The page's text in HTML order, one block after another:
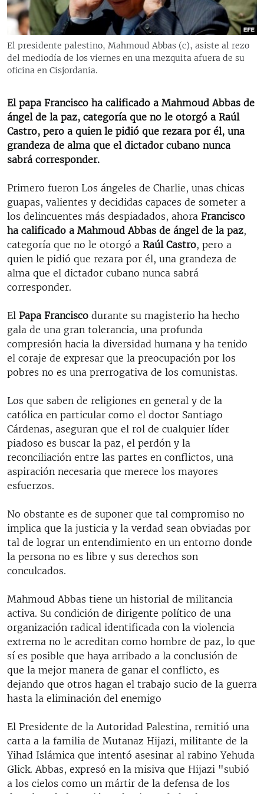
RADIO MARTÍ
ESPECIALES
ESPECIALES
LA REALIDAD DE LA VIVIENDA EN CUBA
KENTU-CUBANO
LOS SANTOS DE HIALEAH
DESINFORMACIÓN RUSA EN AMÉRICA LATINA
MULTIMEDIA
EDITORIALES
SÍGUENOS
El presidente palestino, Mahmoud Abbas (c), asiste al rezo
del mediodía de los viernes en una mezquita afuera de su
oficina en Cisjordania.
El papa Francisco ha calificado a Mahmoud Abbas de
ángel de la paz, categoría que no le otorgó a Raúl
Castro, pero a quien le pidió que rezara por él, una
grandeza de alma que el dictador cubano nunca
sabrá corresponder.
Primero fueron Los ángeles de Charlie, unas chicas
guapas, valientes y decididas capaces de someter a
los delincuentes más despiadados, ahora Francisco
ha calificado a Mahmoud Abbas de ángel de la paz,
categoría que no le otorgó a Raúl Castro, pero a
quien le pidió que rezara por él, una grandeza de
alma que el dictador cubano nunca sabrá
corresponder.
El Papa Francisco durante su magisterio ha hecho
gala de una gran tolerancia, una profunda
compresión hacia la diversidad humana y ha tenido
el coraje de expresar que la preocupación por los
pobres no es una prerrogativa de los comunistas.
Los que saben de religiones en general y de la
católica en particular como el doctor Santiago
Cárdenas, aseguran que el rol de cualquier líder
piadoso es buscar la paz, el perdón y la
reconciliación entre las partes en conflictos, una
aspiración necesaria que merece los mayores
esfuerzos.
No obstante es de suponer que tal compromiso no
implica que la justicia y la verdad sean obviadas por
tal de lograr un entendimiento en un entorno donde
la persona no es libre y sus derechos son
conculcados.
Mahmoud Abbas tiene un historial de militancia
activa. Su condición de dirigente político de una
organización radical identificada con la violencia
extrema no le acreditan como hombre de paz, lo que
sí es posible que haya arribado a la conclusión de
que la mejor manera de ganar el conflicto, es
dejando que otros hagan el trabajo sucio de la guerra
hasta la eliminación del enemigo
El Presidente de la Autoridad Palestina, remitió una
carta a la familia de Mutanaz Hijazi, militante de la
Yihad Islámica que intentó asesinar al rabino Yehuda
Glick. Abbas, expresó en la misiva que Hijazi "subió
a los cielos como un mártir de la defensa de los